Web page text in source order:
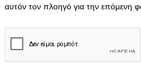
αυτόν τον πλοηγό για την επόμενη